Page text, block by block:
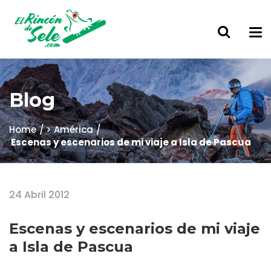
Blog
Home
> América
Escenas y escenarios de mi viaje a Isla de Pascua
24 Abril 2012
Escenas y escenarios de mi viaje
a Isla de Pascua